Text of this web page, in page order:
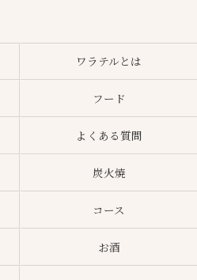
ワラテルとは
フード
よくある質問
炭火焼
コース
お酒